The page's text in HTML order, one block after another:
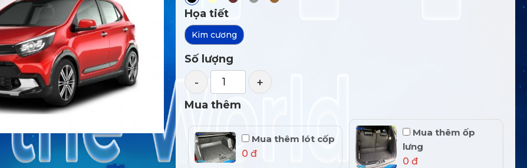
Họa tiết
Kim cương
Số lượng
- +
Mua thêm
Mua thêm lót cốp
0 đ
Mua thêm ốp
lưng
0 đ